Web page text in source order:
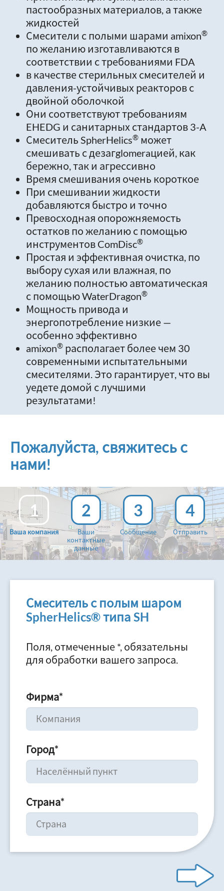
пастообразных материалов, а также
жидкостей
Смесители с полыми шарами amixon®
по желанию изготавливаются в
соответствии с требованиями FDA
в качестве стерильных смесителей и
давления-устойчивых реакторов с
двойной оболочкой
Они соответствуют требованиям
EHEDG и санитарных стандартов 3-A
Смеситель SpherHelics® может
смешивать с дезагglomeraцией, как
бережно, так и агрессивно
Время смешивания очень короткое
При смешивании жидкости
добавляются быстро и точно
Превосходная опорожняемость
остатков по желанию с помощью
инструментов ComDisc®
Простая и эффективная очистка, по
выбору сухая или влажная, по
желанию полностью автоматическая
с помощью WaterDragon®
Мощность привода и
энергопотребление низкие —
особенно эффективно
amixon® располагает более чем 30
современными испытательными
смесителями. Это гарантирует, что вы
уедете домой с лучшими
результатами!
Пожалуйста, свяжитесь с
нами!
1
Ваша компания
2
Ваши
контактные
данные
3
Сообщение
4
Отправить
Смеситель с полым шаром
SpherHelics® типа SH
Поля, отмеченные *, обязательны
для обработки вашего запроса.
Фирма*
Город*
Страна*